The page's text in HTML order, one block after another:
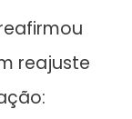
reajuste